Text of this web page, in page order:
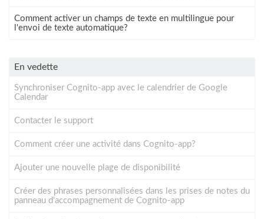
Comment activer un champs de texte en multilingue pour
l'envoi de texte automatique?
En vedette
Synchroniser Cognito-app avec le calendrier de Google
Calendar
Contacter le support
Comment créer une activité dans Cognito-app?
Ajouter une nouvelle plage de disponibilité
Créer des phrases personnalisées dans les prises de notes du
panneau d'accompagnement de Cognito-app